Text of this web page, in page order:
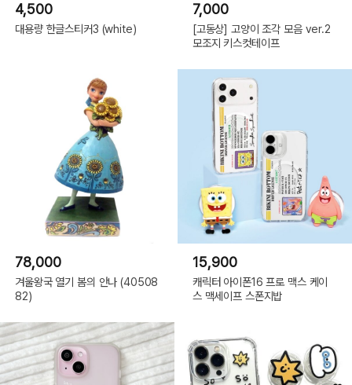
4,500
대용량 한글스티커3 (white)
7,000
[고동상] 고양이 조각 모음 ver.2
모조지 키스컷테이프
78,000
겨울왕국 열기 봄의 안나 (40508
82)
15,900
캐릭터 아이폰16 프로 맥스 케이
스 맥세이프 스폰지밥